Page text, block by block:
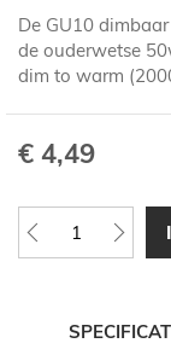
de
afbeeldingen-
gallerij
De GU10
de ouderwetse
dim to warm
€ 4,49